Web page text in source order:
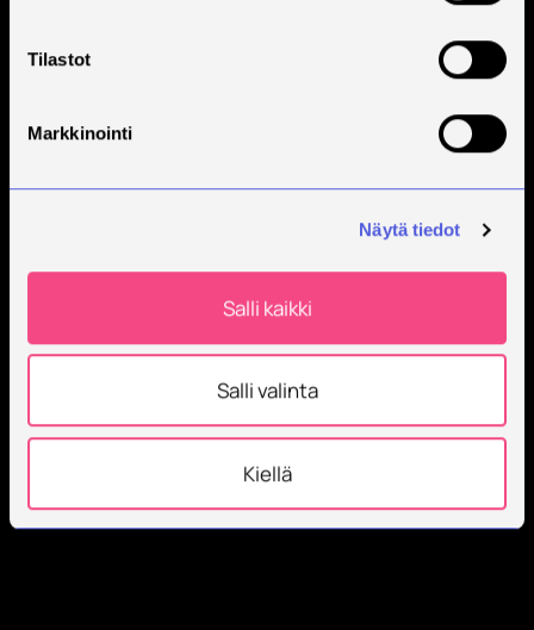
Tilastot
Markkinointi
Näytä tiedot
Salli kaikki
Salli valinta
Kiellä